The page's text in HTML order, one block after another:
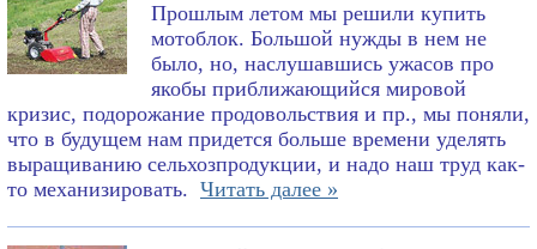
Прошлым летом мы решили купить
мотоблок. Большой нужды в нем не
было, но, наслушавшись ужасов про
якобы приближающийся мировой
кризис, подорожание продовольствия и пр., мы поняли,
что в будущем нам придется больше времени уделять
выращиванию сельхозпродукции, и надо наш труд как-
то механизировать. Читать далее »